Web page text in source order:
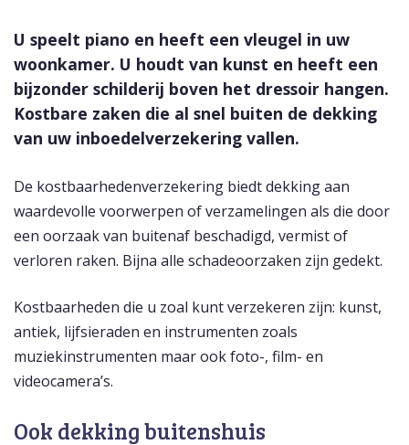
U speelt piano en heeft een vleugel in uw
woonkamer. U houdt van kunst en heeft een
bijzonder schilderij boven het dressoir hangen.
Kostbare zaken die al snel buiten de dekking
van uw inboedelverzekering vallen.
De kostbaarhedenverzekering biedt dekking aan
waardevolle voorwerpen of verzamelingen als die door
een oorzaak van buitenaf beschadigd, vermist of
verloren raken. Bijna alle schadeoorzaken zijn gedekt.
Kostbaarheden die u zoal kunt verzekeren zijn: kunst,
antiek, lijfsieraden en instrumenten zoals
muziekinstrumenten maar ook foto-, film- en
videocamera’s.
Ook dekking buitenshuis